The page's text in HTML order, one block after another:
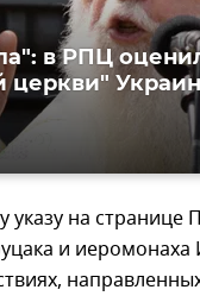
в РПЦ
церкви"
указу на странице
и